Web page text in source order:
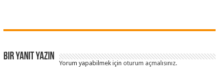
Bir yanıt yazın
Yorum yapabilmek içinoturum açmalısınız.